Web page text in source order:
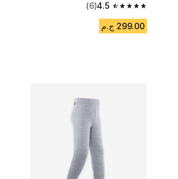
4.5
4.5 out of 5 stars from 6 reviews
(6)
299.00 ج.م